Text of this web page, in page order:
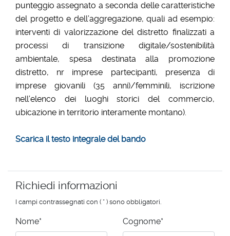
punteggio assegnato a seconda delle caratteristiche
del progetto e dell’aggregazione, quali ad esempio:
interventi di valorizzazione del distretto finalizzati a
processi di transizione digitale/sostenibilità
ambientale, spesa destinata alla promozione
distretto, nr imprese partecipanti, presenza di
imprese giovanili (35 anni)/femminili, iscrizione
nell’elenco dei luoghi storici del commercio,
ubicazione in territorio interamente montano).
Scarica il testo integrale del bando
Richiedi informazioni
I campi contrassegnati con ( * ) sono obbligatori.
Nome* Cognome*